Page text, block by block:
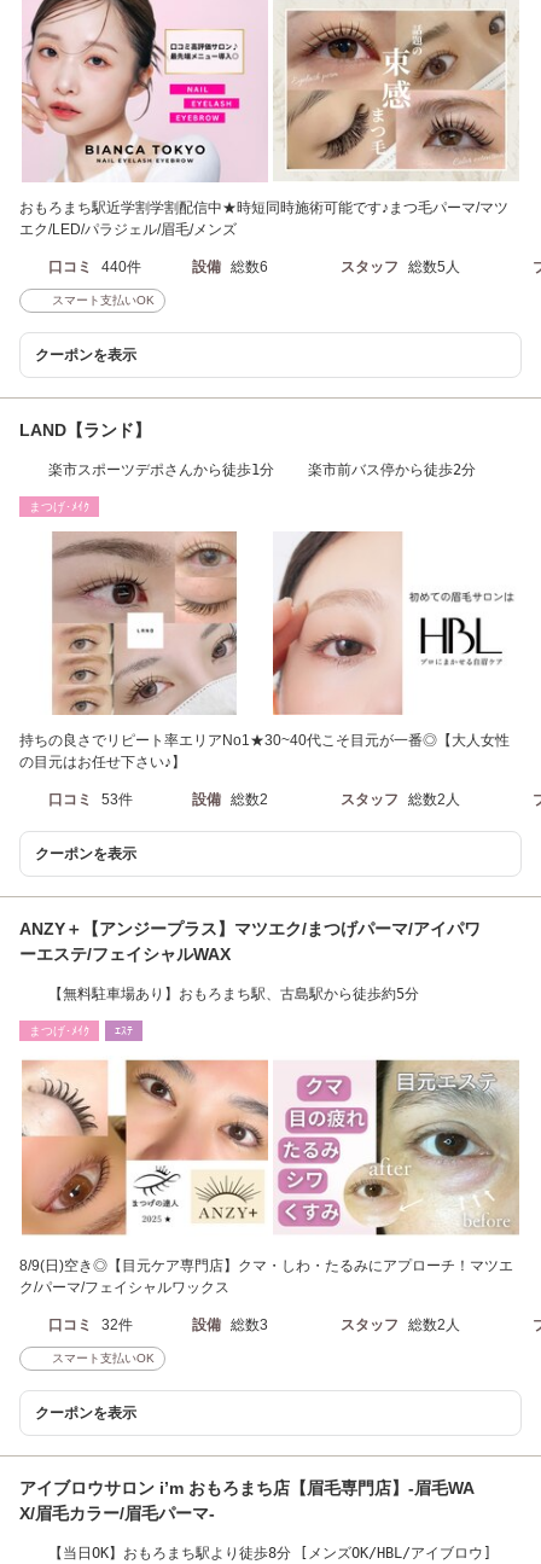
おもろまち駅近学割学割配信中★時短同時施術可能です♪まつ毛パーマ/マツ
エク/LED/パラジェル/眉毛/メンズ
口コミ 440件 設備 総数6 スタッフ 総数5人
スマート支払いOK
クーポンを表示
LAND【ランド】
楽市スポーツデポさんから徒歩1分 楽市前バス停から徒歩2分
まつげ･ﾒｲｸ
持ちの良さでリピート率エリアNo1★30~40代こそ目元が一番◎【大人女性
の目元はお任せ下さい♪】
口コミ 53件 設備 総数2 スタッフ 総数2人
クーポンを表示
ANZY＋【アンジープラス】マツエク/まつげパーマ/アイパワ
ーエステ/フェイシャルWAX
【無料駐車場あり】おもろまち駅、古島駅から徒歩約5分
まつげ･ﾒｲｸ ｴｽﾃ
8/9(日)空き◎【目元ケア専門店】クマ・しわ・たるみにアプローチ！マツエ
ク/パーマ/フェイシャルワックス
口コミ 32件 設備 総数3 スタッフ 総数2人
スマート支払いOK
クーポンを表示
アイブロウサロン i’m おもろまち店【眉毛専門店】-眉毛WA
X/眉毛カラー/眉毛パーマ-
【当日OK】おもろまち駅より徒歩8分 [メンズOK/HBL/アイブロウ]